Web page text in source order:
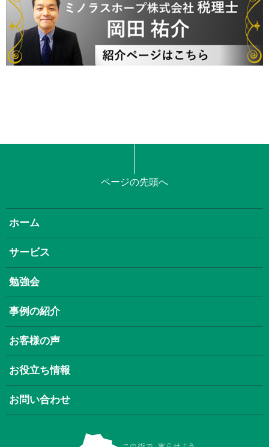
ページの先頭へ
ホーム
サービス
勉強会
事例の紹介
お客様の声
お役立ち情報
お問い合わせ